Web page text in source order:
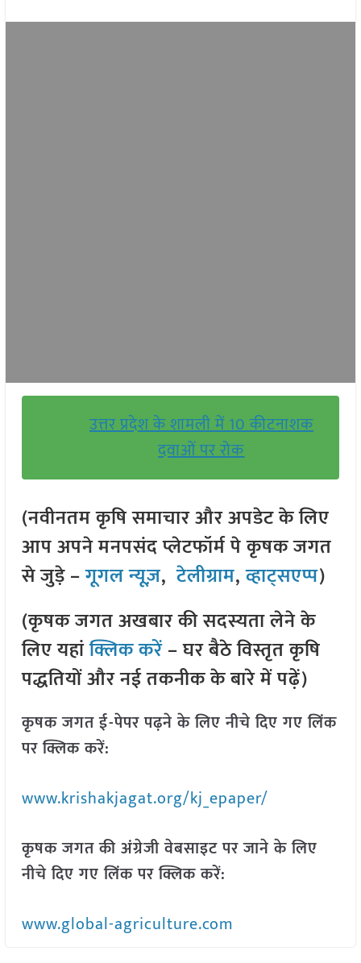
उत्तर प्रदेश के शामली में 10 कीटनाशक
दवाओं पर रोक
(नवीनतम कृषि समाचार और अपडेट के लिए
आप अपने मनपसंद प्लेटफॉर्म पे कृषक जगत
से जुड़े –गूगल न्यूज़,टेलीग्राम,व्हाट्सएप्प)
(कृषक जगत अखबार की सदस्यता लेने के
लिए यहांक्लिक करें– घर बैठे विस्तृत कृषि
पद्धतियों और नई तकनीक के बारे में पढ़ें)
कृषक जगत ई-पेपर पढ़ने के लिए नीचे दिए गए लिंक
पर क्लिक करें:
www.krishakjagat.org/kj_epaper/
कृषक जगत की अंग्रेजी वेबसाइट पर जाने के लिए
नीचे दिए गए लिंक पर क्लिक करें:
www.global-agriculture.com